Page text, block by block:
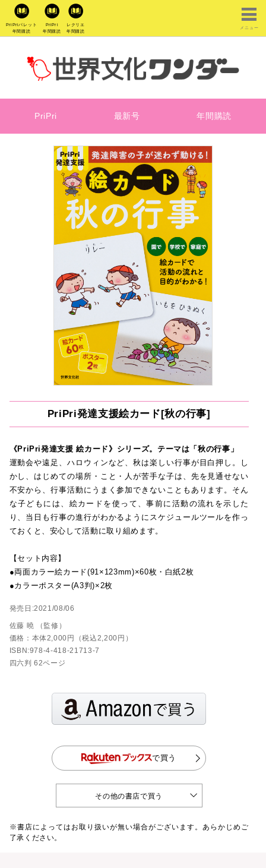
PriPriパレット
年間購読
PriPri
年間購読
レクリエ
年間購読
メニュー
PriPri 最新号 年間購読
PriPri発達支援絵カード[秋の行事]
《PriPri発達支援 絵カード》シリーズ。テーマは「秋の行事」
運動会や遠足、ハロウィンなど、秋は楽しい行事が目白押し。し
かし、はじめての場所・こと・人が苦手な子は、先を見通せない
不安から、行事活動にうまく参加できないこともあります。そん
な子どもには、絵カードを使って、事前に活動の流れを示した
り、当日も行事の進行がわかるようにスケジュールツールを作っ
ておくと、安心して活動に取り組めます。
【セット内容】
●両面カラー絵カード(91×123mm)×60枚・白紙2枚
●カラーポスター(A3判)×2枚
発売日:2021/08/06
佐藤 曉 （監修）
価格：本体2,000円（税込2,200円）
ISBN:978-4-418-21713-7
四六判 62ページ
で買う
その他の書店で買う
※書店によってはお取り扱いが無い場合がございます。あらかじめご
了承ください。